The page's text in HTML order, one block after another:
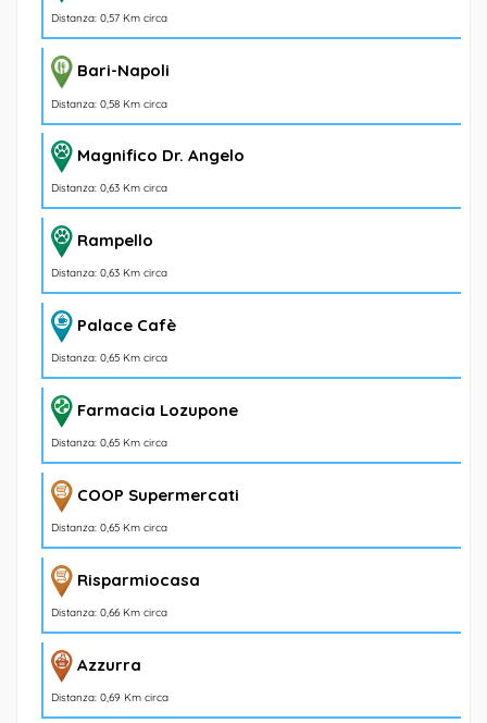
Distanza: 0,57 Km circa
Bari-Napoli
Distanza: 0,58 Km circa
Magnifico Dr. Angelo
Distanza: 0,63 Km circa
Rampello
Distanza: 0,63 Km circa
Palace Cafè
Distanza: 0,65 Km circa
Farmacia Lozupone
Distanza: 0,65 Km circa
COOP Supermercati
Distanza: 0,65 Km circa
Risparmiocasa
Distanza: 0,66 Km circa
Azzurra
Distanza: 0,69 Km circa